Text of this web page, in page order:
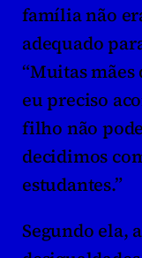
família não
adequado
“Muitas mães
eu preciso
filho não
decidimos
estudantes.”
Segundo ela,